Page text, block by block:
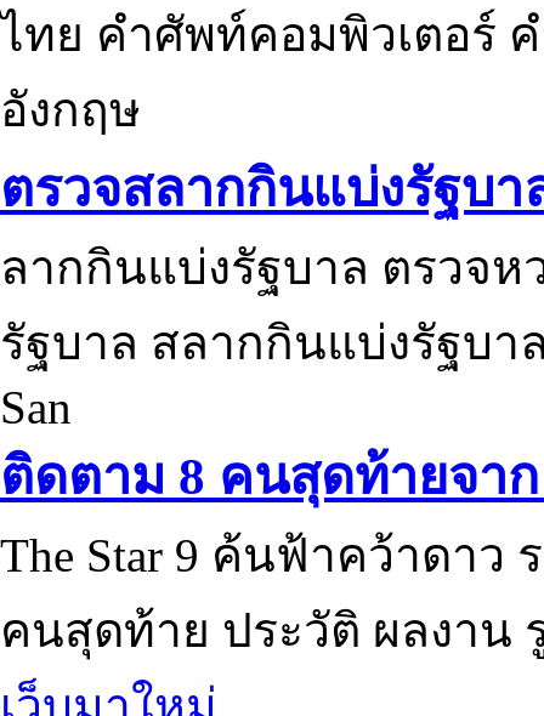
ไทย คำศัพท์คอมพิวเตอร์
อังกฤษ
ตรวจสลากกินแบ่งรัฐบา
ลากกินแบ่งรัฐบาล ตรวจ
รัฐบาล สลากกินแบ่งรัฐบา
San
ติดตาม 8 คนสุดท้ายจาก
The Star 9 ค้นฟ้าคว้าดาว
คนสุดท้าย ประวัติ ผลงาน